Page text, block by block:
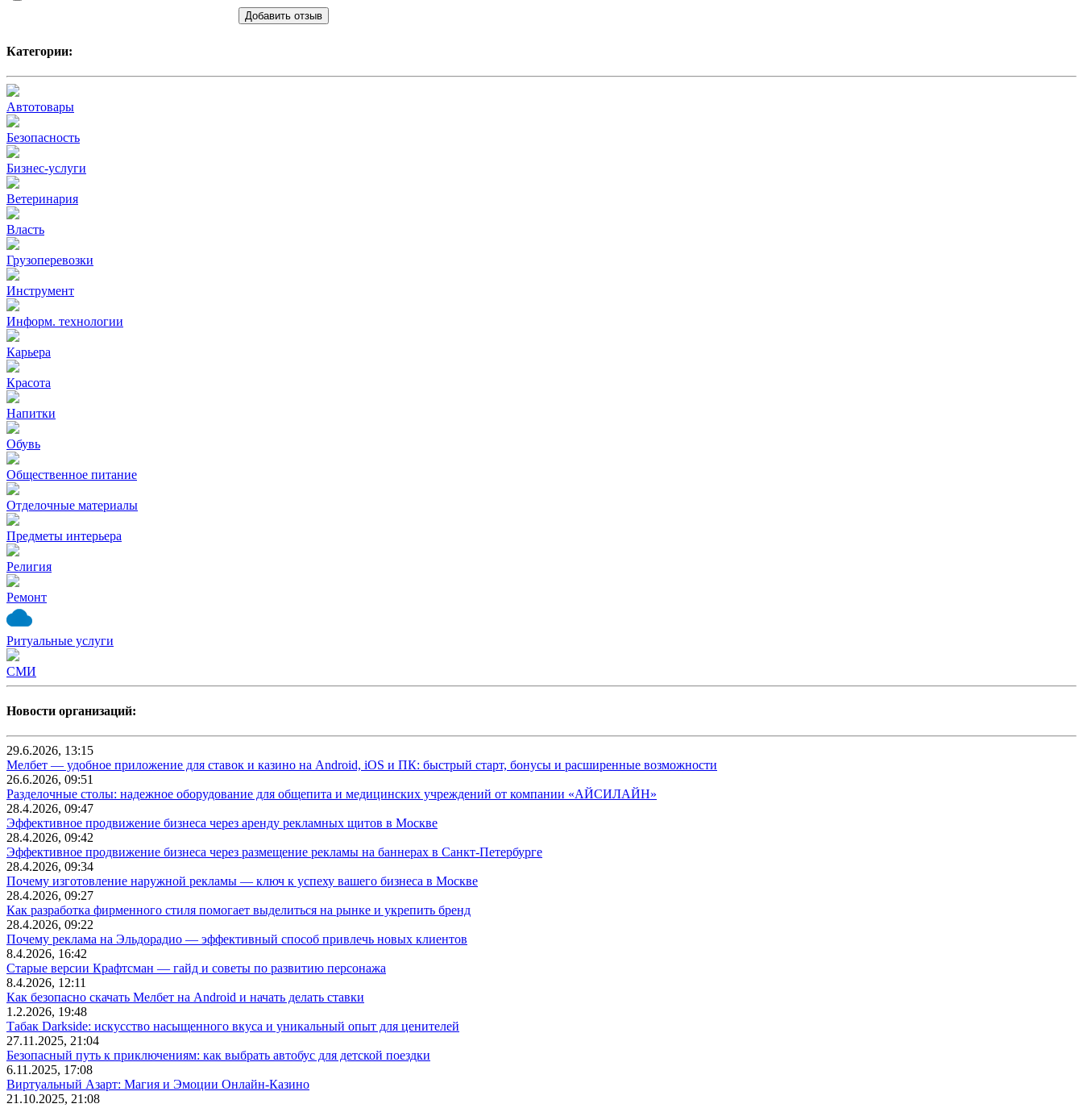
Добавить отзыв
Категории:
Автотовары
Безопасность
Бизнес-услуги
Ветеринария
Власть
Грузоперевозки
Инструмент
Информ. технологии
Карьера
Красота
Напитки
Обувь
Общественное питание
Отделочные материалы
Предметы интерьера
Религия
Ремонт
Ритуальные услуги
СМИ
Новости организаций:
29.6.2026, 13:15
Мелбет — удобное приложение для ставок и казино на Android, iOS и ПК: быстрый старт, бонусы и расширенные возможности
26.6.2026, 09:51
Разделочные столы: надежное оборудование для общепита и медицинских учреждений от компании «АЙСИЛАЙН»
28.4.2026, 09:47
Эффективное продвижение бизнеса через аренду рекламных щитов в Москве
28.4.2026, 09:42
Эффективное продвижение бизнеса через размещение рекламы на баннерах в Санкт-Петербурге
28.4.2026, 09:34
Почему изготовление наружной рекламы — ключ к успеху вашего бизнеса в Москве
28.4.2026, 09:27
Как разработка фирменного стиля помогает выделиться на рынке и укрепить бренд
28.4.2026, 09:22
Почему реклама на Эльдорадио — эффективный способ привлечь новых клиентов
8.4.2026, 16:42
Старые версии Крафтсман — гайд и советы по развитию персонажа
8.4.2026, 12:11
Как безопасно скачать Мелбет на Android и начать делать ставки
1.2.2026, 19:48
Табак Darkside: искусство насыщенного вкуса и уникальный опыт для ценителей
27.11.2025, 21:04
Безопасный путь к приключениям: как выбрать автобус для детской поездки
6.11.2025, 17:08
Виртуальный Азарт: Магия и Эмоции Онлайн-Казино
21.10.2025, 21:08